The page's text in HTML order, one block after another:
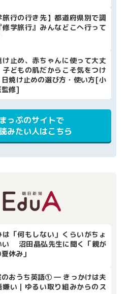
旅行の行き先】都道府県別で調
修学旅行』みんなどこへ行って
け止め、赤ちゃんに使って大丈
子どもの肌だからこそ気をつけ
日焼け止めの選び方・使い方[小
監修]
っぷのサイトで
みたい人はこちら
は「何もしない」くらいがちょ
い 沼田晶弘先生に聞く「親が
休み」
のおうち英語① ― きっかけは夫
嫌い｜ゆるい取り組みからのス